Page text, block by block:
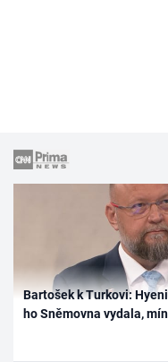
Bartošek k Turkovi:
ho Sněmovna vydala,